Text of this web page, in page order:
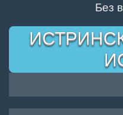
Без
Skip